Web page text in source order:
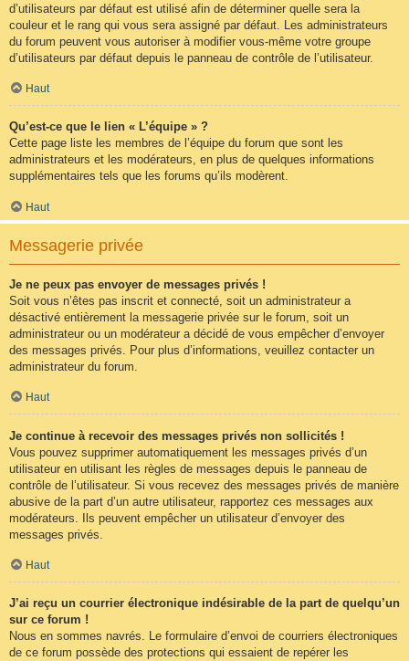
d’utilisateurs par défaut est utilisé afin de déterminer quelle sera la
couleur et le rang qui vous sera assigné par défaut. Les administrateurs
du forum peuvent vous autoriser à modifier vous-même votre groupe
d’utilisateurs par défaut depuis le panneau de contrôle de l’utilisateur.
Haut
Qu’est-ce que le lien « L’équipe » ?
Cette page liste les membres de l’équipe du forum que sont les
administrateurs et les modérateurs, en plus de quelques informations
supplémentaires tels que les forums qu’ils modèrent.
Haut
Messagerie privée
Je ne peux pas envoyer de messages privés !
Soit vous n’êtes pas inscrit et connecté, soit un administrateur a
désactivé entièrement la messagerie privée sur le forum, soit un
administrateur ou un modérateur a décidé de vous empêcher d’envoyer
des messages privés. Pour plus d’informations, veuillez contacter un
administrateur du forum.
Haut
Je continue à recevoir des messages privés non sollicités !
Vous pouvez supprimer automatiquement les messages privés d’un
utilisateur en utilisant les règles de messages depuis le panneau de
contrôle de l’utilisateur. Si vous recevez des messages privés de manière
abusive de la part d’un autre utilisateur, rapportez ces messages aux
modérateurs. Ils peuvent empêcher un utilisateur d’envoyer des
messages privés.
Haut
J’ai reçu un courrier électronique indésirable de la part de quelqu’un
sur ce forum !
Nous en sommes navrés. Le formulaire d’envoi de courriers électroniques
de ce forum possède des protections qui essaient de repérer les